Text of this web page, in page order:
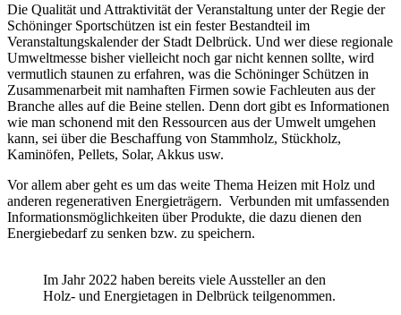
Die Qualität und Attraktivität der Veranstaltung unter der Regie der
Schöninger Sportschützen ist ein fester Bestandteil im
Veranstaltungskalender der Stadt Delbrück. Und wer diese regionale
Umweltmesse bisher vielleicht noch gar nicht kennen sollte, wird
vermutlich staunen zu erfahren, was die Schöninger Schützen in
Zusammenarbeit mit namhaften Firmen sowie Fachleuten aus der
Branche alles auf die Beine stellen. Denn dort gibt es Informationen
wie man schonend mit den Ressourcen aus der Umwelt umgehen
kann, sei über die Beschaffung von Stammholz, Stückholz,
Kaminöfen, Pellets, Solar, Akkus usw.
Vor allem aber geht es um das weite Thema Heizen mit Holz und
anderen regenerativen Energieträgern. Verbunden mit umfassenden
Informationsmöglichkeiten über Produkte, die dazu dienen den
Energiebedarf zu senken bzw. zu speichern.
Im Jahr 2022 haben bereits viele Aussteller an den
Holz- und Energietagen in Delbrück teilgenommen.